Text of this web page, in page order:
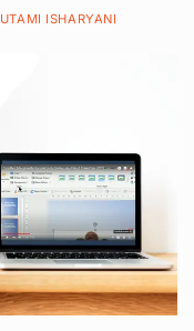
UTAMI ISHARYANI